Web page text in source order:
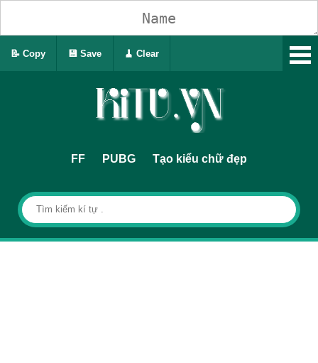
FF PUBG Tạo kiểu chữ đẹp
📝 Copy 💾 Save 🧹 Clear